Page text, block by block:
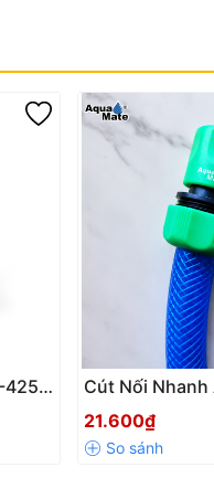
nước và nâng cao tuổi thọ
425
Cút Nối Nhanh
W3180 Nối
– 1 Đầu Nối
Hãng
21.600₫